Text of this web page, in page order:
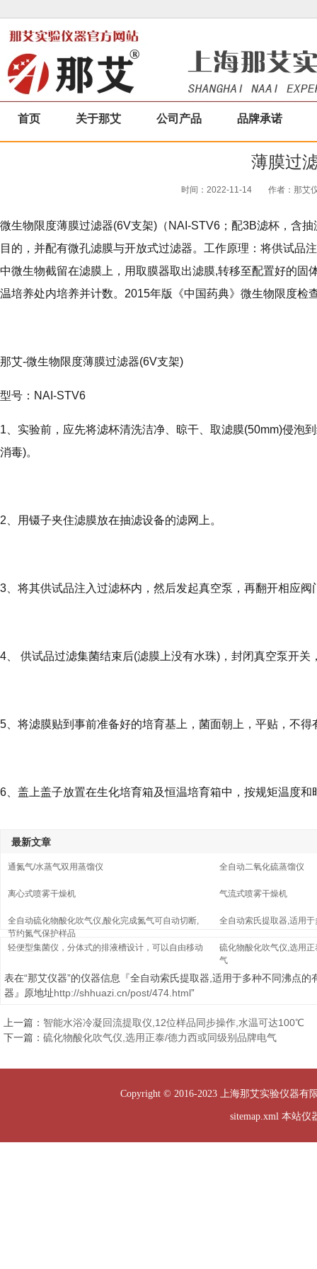
首页 关于那艾 公司产品 品牌承诺
薄膜过
时间：2022-11-14 作者：那艾
微生物限度薄膜过滤器(6V支架)（NAI-STV6；配3B滤杯，含
目的，并配有微孔滤膜与开放式过滤器。工作原理：将供试品
中微生物截留在滤膜上，用取膜器取出滤膜,转移至配置好的
温培养处内培养并计数。2015年版《中国药典》微生物限度检
那艾-微生物限度薄膜过滤器(6V支架)
型号：NAI-STV6
1、实验前，应先将滤杯清洗洁净、晾干、取滤膜(50mm)侵泡
消毒)。
2、用镊子夹住滤膜放在抽滤设备的滤网上。
3、将其供试品注入过滤杯内，然后发起真空泵，再翻开相应阀
4、 供试品过滤集菌结束后(滤膜上没有水珠)，封闭真空泵开
5、将滤膜贴到事前准备好的培育基上，菌面朝上，平贴，不
6、盖上盖子放置在生化培育箱及恒温培育箱中，按规矩温度
最新文章
通氮气/水蒸气双用蒸馏仪 全自动二氧化硫蒸馏仪
离心式喷雾干燥机 气流式喷雾干燥机
全自动硫化物酸化吹气仪,酸化完成氮气可自动切断,
节约氮气保护样品
全自动索氏提取器,适用
轻便型集菌仪，分体式的排液槽设计，可以自由移动
硫化物酸化吹气仪,选用
气
表在“那艾仪器”的仪器信息『全自动索氏提取器,适用于多种不同沸点的
器』原地址http://shhuazi.cn/post/474.html”
上一篇： 智能水浴冷凝回流提取仪,12位样品同步操作,水温可达100℃
下一篇： 硫化物酸化吹气仪,选用正泰/德力西或同级别品牌电气
Copyright © 2016-2023 上海那艾实验仪器有
sitemap.xml本站仪